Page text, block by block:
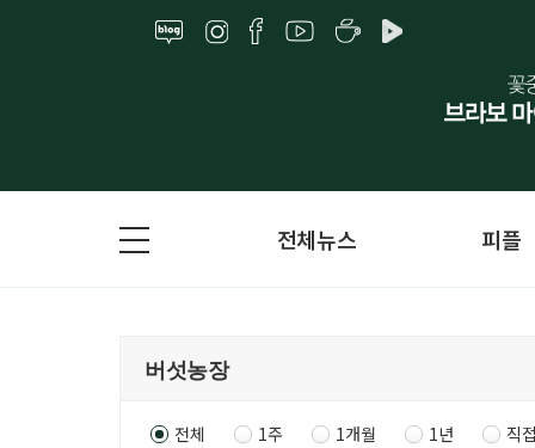
전체뉴스 피플
전체 1주 1개월 1년 직